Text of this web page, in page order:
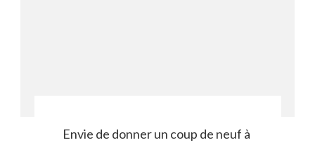
Envie de donner un coup de neuf à